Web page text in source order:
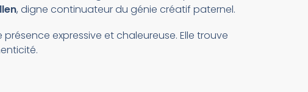
, digne continuateur du génie créatif paternel.
expressive et chaleureuse. Elle trouve